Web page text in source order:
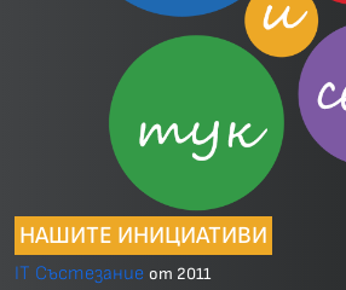
НАШИТЕ ИНИЦИАТИВИ
IT Състезание от 2011